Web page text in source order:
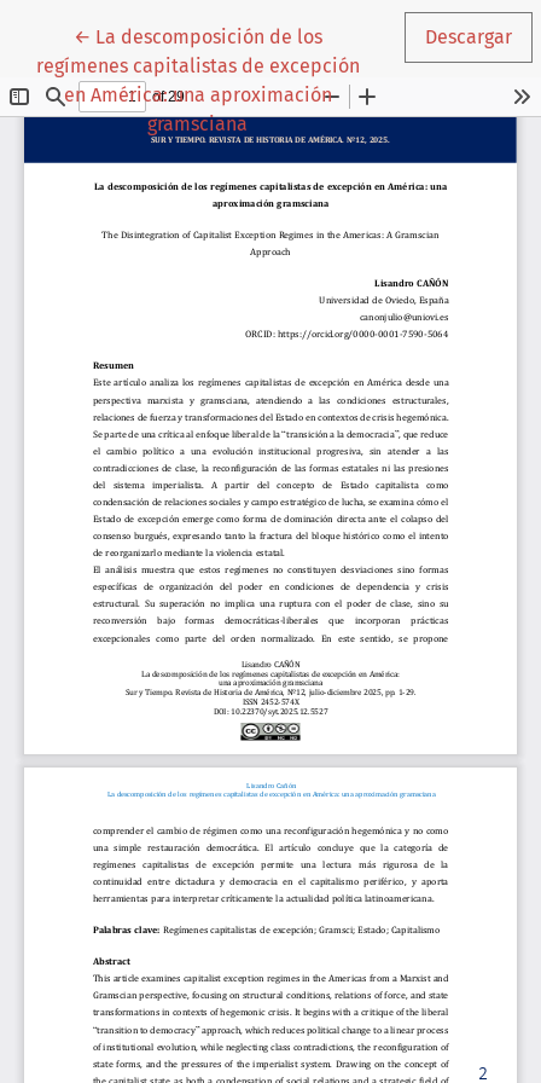
← Volver a los detalles del artículo
La descomposición de los
regímenes capitalistas de excepción
en América: una aproximación
gramsciana
Descargar